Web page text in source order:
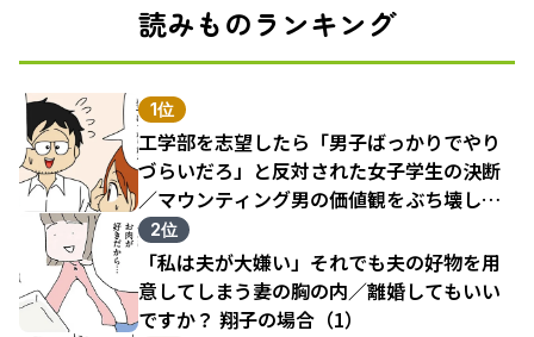
読みものランキング
1位
工学部を志望したら「男子ばっかりでやり
づらいだろ」と反対された女子学生の決断
／マウンティング男の価値観をぶち壊した
結果（1）
2位
「私は夫が大嫌い」それでも夫の好物を用
意してしまう妻の胸の内／離婚してもいい
ですか？ 翔子の場合（1）